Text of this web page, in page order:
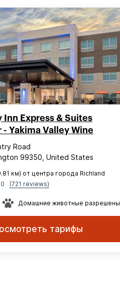
Inn Express & Suites
- Yakima Valley Wine
Road
99350, United States
км) от центра города Richland
(721 reviews)
Домашние животные разрешены
тарифы